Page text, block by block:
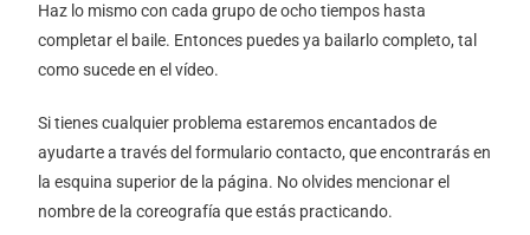
Haz lo mismo con cada grupo de ocho tiempos hasta
completar el baile. Entonces puedes ya bailarlo completo, tal
como sucede en el vídeo.
Si tienes cualquier problema estaremos encantados de
ayudarte a través del formulario contacto, que encontrarás en
la esquina superior de la página. No olvides mencionar el
nombre de la coreografía que estás practicando.